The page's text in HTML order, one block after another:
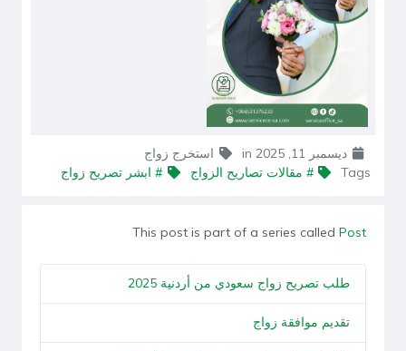
ديسمبر 11, 2025 in
استخرج زواج
Tags
# مقالات تصاريح الزواج # ابشر تصريح زواج
This post is part of a series called Post
طلب تصريح زواج سعودي من أردنية 2025
تقديم موافقة زواج